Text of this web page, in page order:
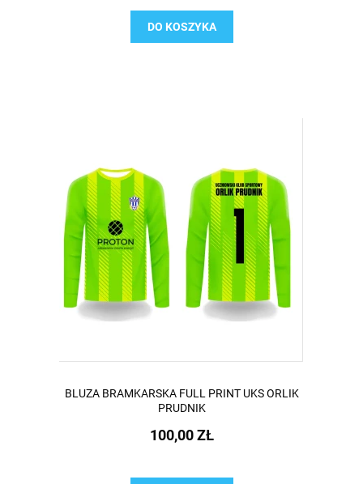
DO KOSZYKA
BLUZA BRAMKARSKA FULL PRINT UKS ORLIK
PRUDNIK
100,00 ZŁ